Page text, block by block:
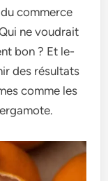
commerce
ne voudrait
bon ? Et le­
des résultats
comme le­s